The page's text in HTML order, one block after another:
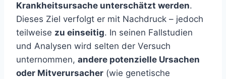
Krankheitsursache unterschätzt werden.
Dieses Ziel verfolgt er mit Nachdruck – jedoch
teilweise zu einseitig. In seinen Fallstudien
und Analysen wird selten der Versuch
unternommen, andere potenzielle Ursachen
oder Mitverursacher (wie genetische